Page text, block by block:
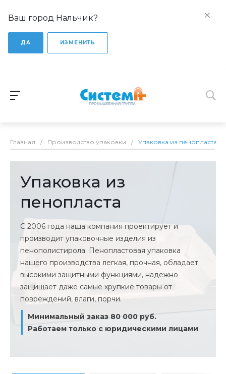
Ваш город Нальчик?
ДА ИЗМЕНИТЬ
Главная / Производство упаковки / Упаковка из пенопласта
Упаковка из
пенопласта
С 2006 года наша компания проектирует и
производит упаковочные изделия из
пенополистирола. Пенопластовая упаковка
нашего производства легкая, прочная, обладает
высокими защитными функциями, надежно
защищает даже самые хрупкие товары от
повреждений, влаги, порчи.
Минимальный заказ 80 000 руб.
Работаем только с юридическими лицами